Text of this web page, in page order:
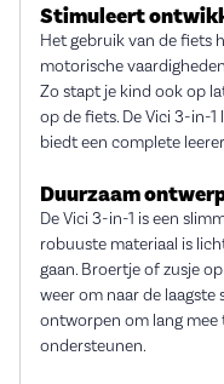
Stimuleert
Het gebruik van de fiets
motorische
Zo stapt je kind ook op
op de fiets. De Vici 3-in-
biedt een complete
Duurzaam
De Vici 3-in-1 is een
robuuste materiaal is
gaan. Broertje of zusje
weer om naar de laagste
ontworpen om lang mee
ondersteunen.